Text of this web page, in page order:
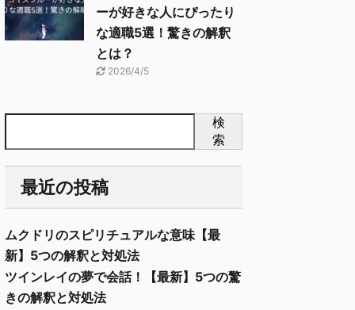
ーが好きな人にぴったり
な適職5選！驚きの解釈
とは？
2026/4/5
検
索
最近の投稿
ムクドリのスピリチュアルな意味【最
新】5つの解釈と対処法
ツインレイの夢で会話！【最新】5つの驚
きの解釈と対処法